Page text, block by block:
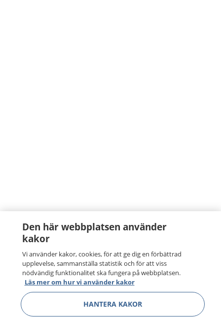
Den här webbplatsen använder
kakor
Vi använder kakor, cookies, för att ge dig en förbättrad
upplevelse, sammanställa statistik och för att viss
nödvändig funktionalitet ska fungera på webbplatsen.
Läs mer om hur vi använder kakor
HANTERA KAKOR